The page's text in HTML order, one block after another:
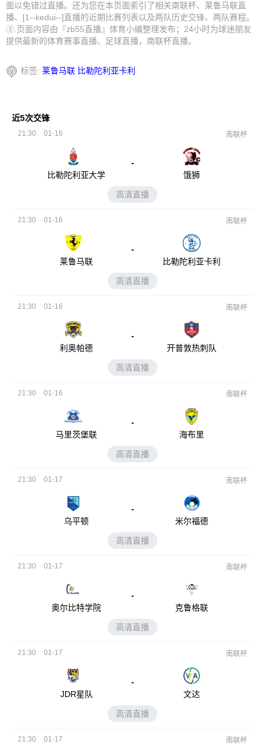
面以免错过直播。还为您在本页面索引了相关南联杯、莱鲁马联直
播、[1--kedui--]直播的近期比赛列表以及两队历史交锋、两队赛程。
③.页面内容由『zb55直播』体育小编整理发布；24小时为球迷朋友
提供最新的体育赛事直播、足球直播，南联杯直播。
标签: 莱鲁马联 比勒陀利亚卡利
近5次交锋
21:30 01-16 南联杯
比勒陀利亚大学
-
饿狮
高清直播
21:30 01-16 南联杯
莱鲁马联
-
比勒陀利亚卡利
高清直播
21:30 01-16 南联杯
利奥帕德
-
开普敦热刺队
高清直播
21:30 01-16 南联杯
马里茨堡联
-
海布里
高清直播
21:30 01-17 南联杯
乌平顿
-
米尔福德
高清直播
21:30 01-17 南联杯
奥尔比特学院
-
克鲁格联
高清直播
21:30 01-17 南联杯
JDR星队
-
文达
高清直播
21:30 01-17 南联杯